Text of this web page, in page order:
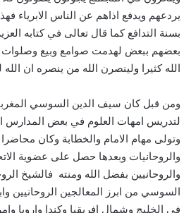
يردعهم ويدفع اذاهم عن الناس الابرياء
بسنة التدافع كما قال تعالى في كتابه
بعضهم ببعض لهدمت صوامع وبيع وصلوات
الله كثيرا ولينصرن الله من ينصره ان
ومن قبل كان سيف الدين السوسي
لتدريس امهات العلوم في بعض المدارس
وتولى مهام الامام والخطابة وكان
والروحانيات وبعدها حصل على عضوية
والروحانيين بفضل الله ومنته فالشيخ
السوسي من ابرز المعالجين الروحانيين
في الخليج وشمال افريقيا وكندا واروبا